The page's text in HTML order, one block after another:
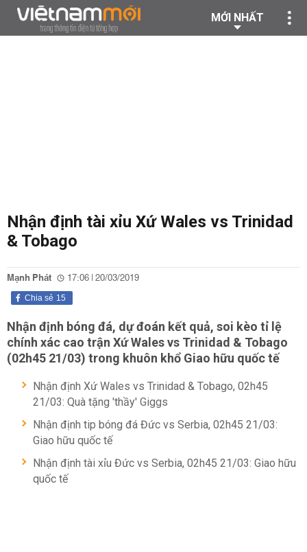
MỚI NHẤT
Nhận định tài xỉu Xứ Wales vs Trinidad
& Tobago
Mạnh Phát 17:06 | 20/03/2019
15
Chia sẻ
Nhận định bóng đá, dự đoán kết quả, soi kèo tỉ lệ
chính xác cao trận Xứ Wales vs Trinidad & Tobago
(02h45 21/03) trong khuôn khổ Giao hữu quốc tế
Nhận định Xứ Wales vs Trinidad & Tobago, 02h45
21/03: Quà tặng 'thầy' Giggs
Nhận định tip bóng đá Đức vs Serbia, 02h45 21/03:
Giao hữu quốc tế
Nhận định tài xỉu Đức vs Serbia, 02h45 21/03: Giao hữu
quốc tế